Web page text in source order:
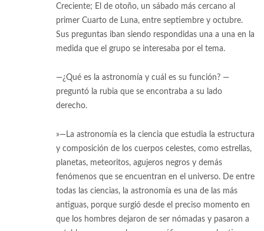
Creciente; El de otoño, un sábado más cercano al
primer Cuarto de Luna, entre septiembre y octubre.
Sus preguntas iban siendo respondidas una a una en la
medida que el grupo se interesaba por el tema.
—¿Qué es la astronomía y cuál es su función? —
preguntó la rubia que se encontraba a su lado
derecho.
»—La astronomía es la ciencia que estudia la estructura
y composición de los cuerpos celestes, como estrellas,
planetas, meteoritos, agujeros negros y demás
fenómenos que se encuentran en el universo. De entre
todas las ciencias, la astronomía es una de las más
antiguas, porque surgió desde el preciso momento en
que los hombres dejaron de ser nómadas y pasaron a